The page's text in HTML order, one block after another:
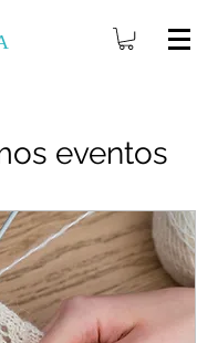
eventos